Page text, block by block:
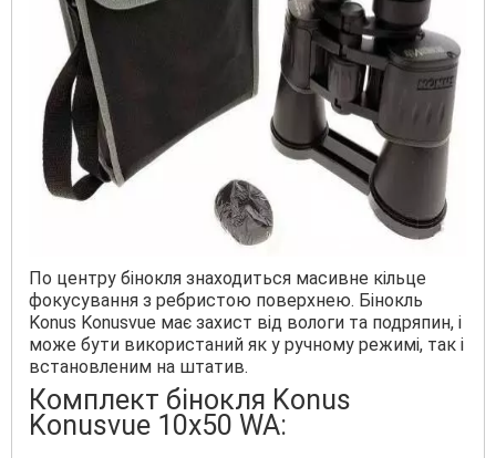
По центру бінокля знаходиться масивне кільце
фокусування з ребристою поверхнею. Бінокль
Konus Konusvue має захист від вологи та подряпин, і
може бути використаний як у ручному режимі, так і
встановленим на штатив.
Комплект бінокля Konus
Konusvue 10x50 WA: